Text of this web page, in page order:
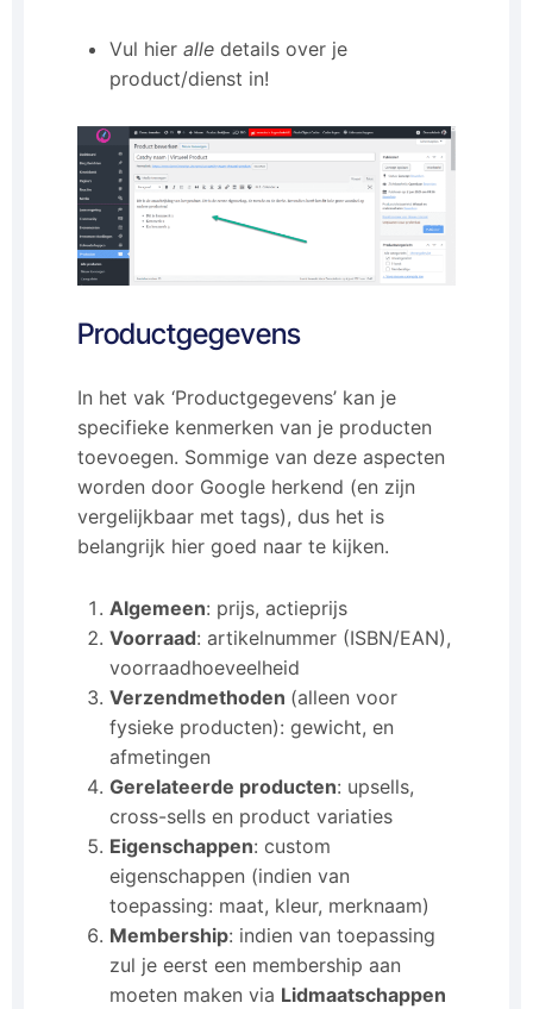
Vul hier alle details over je
product/dienst in!
Productgegevens
In het vak ‘Productgegevens’ kan je
specifieke kenmerken van je producten
toevoegen. Sommige van deze aspecten
worden door Google herkend (en zijn
vergelijkbaar met tags), dus het is
belangrijk hier goed naar te kijken.
Algemeen: prijs, actieprijs
Voorraad: artikelnummer (ISBN/EAN),
voorraadhoeveelheid
Verzendmethoden (alleen voor
fysieke producten): gewicht, en
afmetingen
Gerelateerde producten: upsells,
cross-sells en product variaties
Eigenschappen: custom
eigenschappen (indien van
toepassing: maat, kleur, merknaam)
Membership: indien van toepassing
zul je eerst een membership aan
moeten maken via Lidmaatschappen